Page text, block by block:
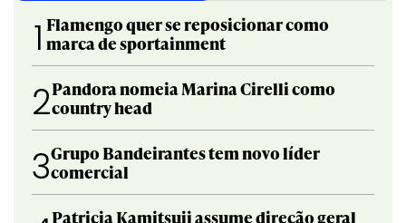
1 Flamengo quer se reposicionar como
marca de sportainment
2Pandora nomeia Marina Cirelli como
country head
3Grupo Bandeirantes tem novo líder
comercial
Patricia Kamitsuji assume direção geral